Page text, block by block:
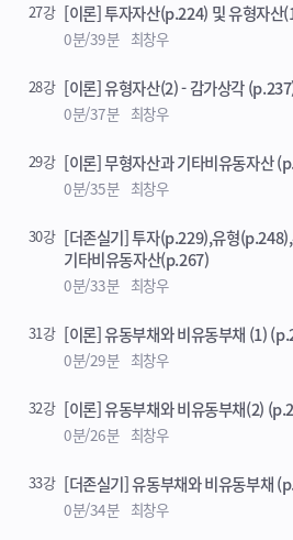
27강 [이론] 투자자산(p.224) 및 유형자산
0분/39분 최창우
28강 [이론] 유형자산(2) - 감가상각
0분/37분 최창우
29강 [이론] 무형자산과 기타비유동자산
0분/35분 최창우
30강 [더존실기] 투자(p.229),유형
기타비유동자산(p.267)
0분/33분 최창우
31강 [이론] 유동부채와 비유동부채 (1)
0분/29분 최창우
32강 [이론] 유동부채와 비유동부채(2)
0분/26분 최창우
33강 [더존실기] 유동부채와 비유동부채
0분/34분 최창우